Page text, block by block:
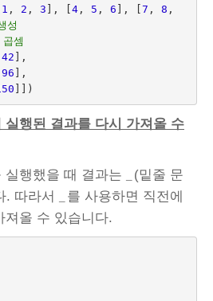
1 , 2 , 3 ], [4, 5 , 6 ], [7 , 8 ,
성
셈
42 ],
96 ],
]])
실행된 결과를 다시 가져올 수
실행했을 때 결과는
(밑줄 문
. 따라서
를 사용하면 직전에
져올 수 있습니다.